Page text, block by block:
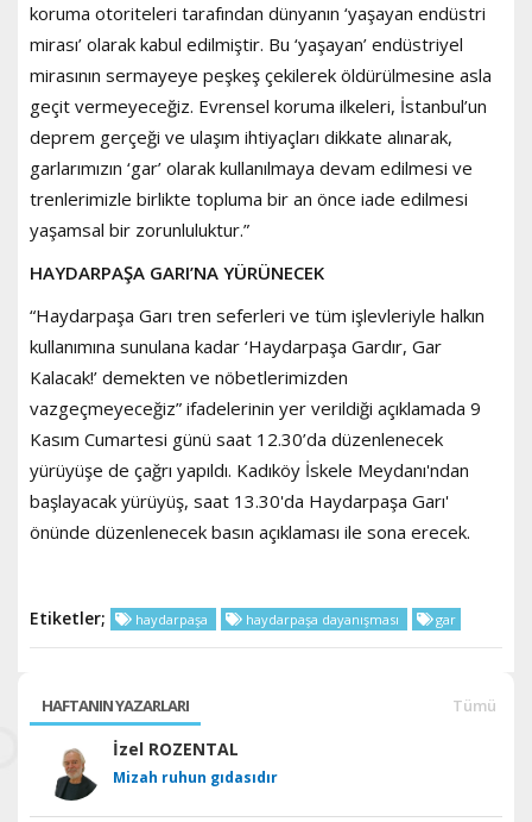
koruma otoriteleri tarafından dünyanın ‘yaşayan endüstri
mirası’ olarak kabul edilmiştir. Bu ‘yaşayan’ endüstriyel
mirasının sermayeye peşkeş çekilerek öldürülmesine asla
geçit vermeyeceğiz. Evrensel koruma ilkeleri, İstanbul’un
deprem gerçeği ve ulaşım ihtiyaçları dikkate alınarak,
garlarımızın ‘gar’ olarak kullanılmaya devam edilmesi ve
trenlerimizle birlikte topluma bir an önce iade edilmesi
yaşamsal bir zorunluluktur.”
HAYDARPAŞA GARI’NA YÜRÜNECEK
“Haydarpaşa Garı tren seferleri ve tüm işlevleriyle halkın
kullanımına sunulana kadar ‘Haydarpaşa Gardır, Gar
Kalacak!’ demekten ve nöbetlerimizden
vazgeçmeyeceğiz” ifadelerinin yer verildiği açıklamada 9
Kasım Cumartesi günü saat 12.30’da düzenlenecek
yürüyüşe de çağrı yapıldı. Kadıköy İskele Meydanı'ndan
başlayacak yürüyüş, saat 13.30'da Haydarpaşa Garı'
önünde düzenlenecek basın açıklaması ile sona erecek.
Etiketler; haydarpaşa haydarpaşa dayanışması gar
HAFTANIN YAZARLARI Tümü
İzel ROZENTAL
Mizah ruhun gıdasıdır